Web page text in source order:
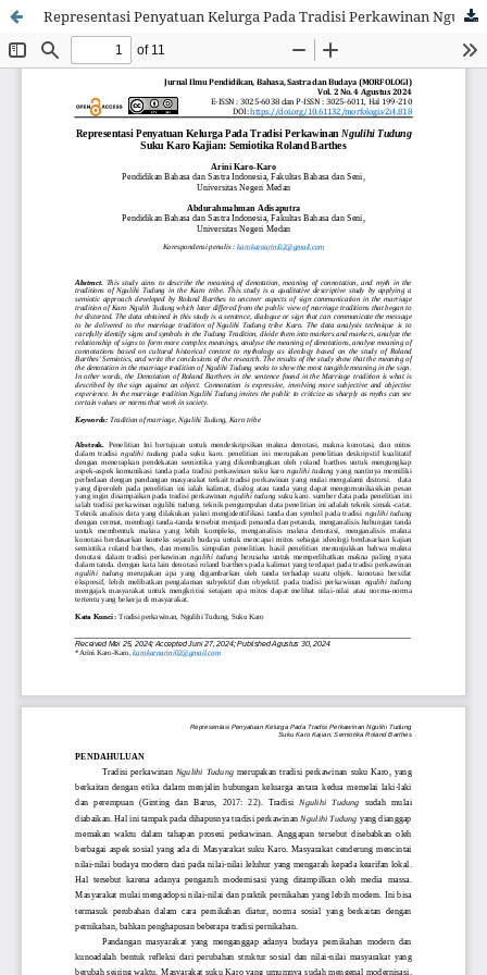
Representasi Penyatuan Kelurga Pada Tradisi Perkawinan Ngulihi Tudung Suku Karo Kajian: Semiotika Roland Barthes